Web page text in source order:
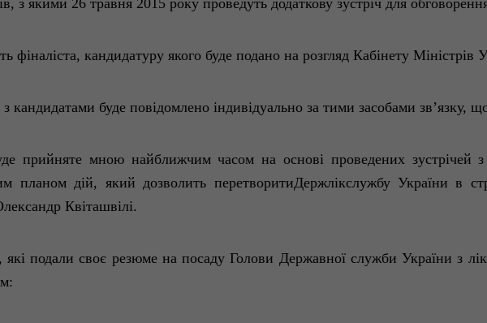
, з якими 26 травня 2015 року проведуть додаткову зустріч для
фіналіста, кандидатуру якого буде подано на розгляд Кабінету Міністрів
з кандидатами буде повідомлено індивідуально за тими засобами зв’язку,
прийняте мною найближчимчасом наоснові проведених зустрічей
планомдій, який дозволить перетворитиДержлікслужбу України в
Квіташвілі.
, якіподалисвоє резюме на посадуГолови Державної служби України з
: